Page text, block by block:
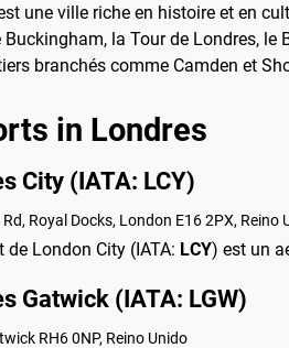
une ville riche en histoire et en
Buckingham, la Tour de Londres,
branchés comme Camden et
in Londres
City (IATA: LCY)
Royal Docks, London E16 2PX, Reino
de London City (IATA: LCY) est un
Gatwick (IATA: LGW)
RH6 0NP, Reino Unido